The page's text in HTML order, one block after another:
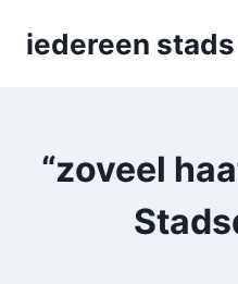
iedereen
“zoveel